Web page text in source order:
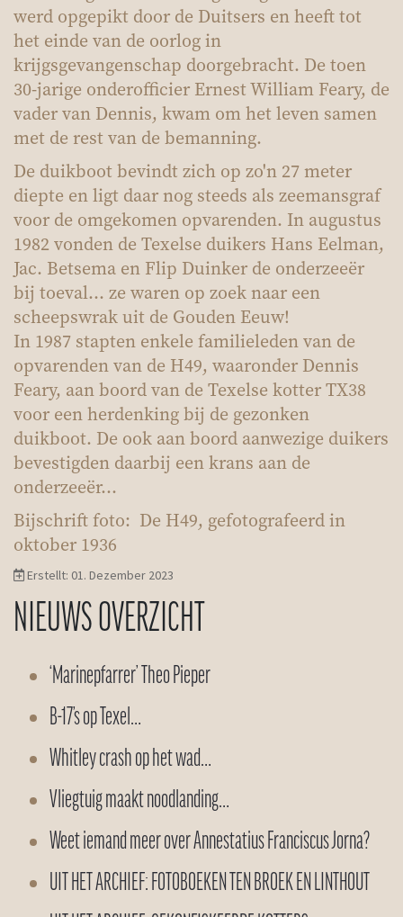
werd opgepikt door de Duitsers en heeft tot
het einde van de oorlog in
krijgsgevangenschap doorgebracht. De toen
30-jarige onderofficier Ernest William Feary, de
vader van Dennis, kwam om het leven samen
met de rest van de bemanning.
De duikboot bevindt zich op zo'n 27 meter
diepte en ligt daar nog steeds als zeemansgraf
voor de omgekomen opvarenden. In augustus
1982 vonden de Texelse duikers Hans Eelman,
Jac. Betsema en Flip Duinker de onderzeeër
bij toeval… ze waren op zoek naar een
scheepswrak uit de Gouden Eeuw!
In 1987 stapten enkele familieleden van de
opvarenden van de H49, waaronder Dennis
Feary, aan boord van de Texelse kotter TX38
voor een herdenking bij de gezonken
duikboot. De ook aan boord aanwezige duikers
bevestigden daarbij een krans aan de
onderzeeër…
Bijschrift foto: De H49, gefotografeerd in
oktober 1936
Erstellt: 01. Dezember 2023
NIEUWS OVERZICHT
‘Marinepfarrer’ Theo Pieper
B-17’s op Texel…
Whitley crash op het wad…
Vliegtuig maakt noodlanding…
Weet iemand meer over Annestatius Franciscus Jorna?
UIT HET ARCHIEF: FOTOBOEKEN TEN BROEK EN LINTHOUT